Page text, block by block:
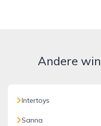
Andere
Intertoys
Sanna